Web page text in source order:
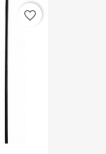
favorite_border